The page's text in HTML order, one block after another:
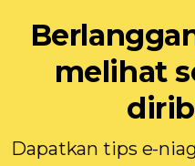
melihat
Dapatkan tips e-